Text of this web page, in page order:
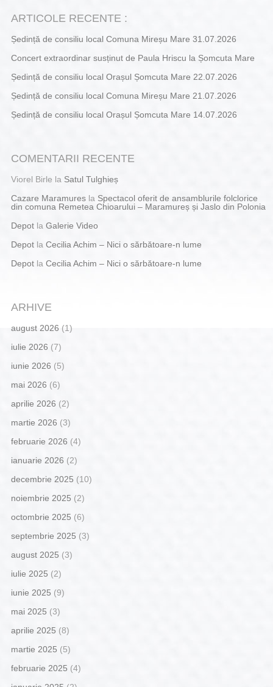
ARTICOLE RECENTE :
Ședință de consiliu local Comuna Mireșu Mare 31.07.2026
Concert extraordinar susținut de Paula Hriscu la Șomcuta Mare
Ședință de consiliu local Orașul Șomcuta Mare 22.07.2026
Ședință de consiliu local Comuna Mireșu Mare 21.07.2026
Ședință de consiliu local Orașul Șomcuta Mare 14.07.2026
COMENTARII RECENTE
Viorel Birle la Satul Tulghieș
Cazare Maramuresla Spectacol oferit de ansamblurile folclorice
din comuna Remetea Chioarului – Maramureș și Jaslo din Polonia
Depotla Galerie Video
Depotla Cecilia Achim – Nici o sărbătoare-n lume
Depotla Cecilia Achim – Nici o sărbătoare-n lume
ARHIVE
august 2026 (1)
iulie 2026 (7)
iunie 2026 (5)
mai 2026 (6)
aprilie 2026 (2)
martie 2026 (3)
februarie 2026 (4)
ianuarie 2026 (2)
decembrie 2025 (10)
noiembrie 2025 (2)
octombrie 2025 (6)
septembrie 2025 (3)
august 2025 (3)
iulie 2025 (2)
iunie 2025 (9)
mai 2025 (3)
aprilie 2025 (8)
martie 2025 (5)
februarie 2025 (4)